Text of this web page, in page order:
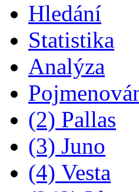
Hledání
Statistika
Analýza
(2) Pallas
(3) Juno
(4) Vesta